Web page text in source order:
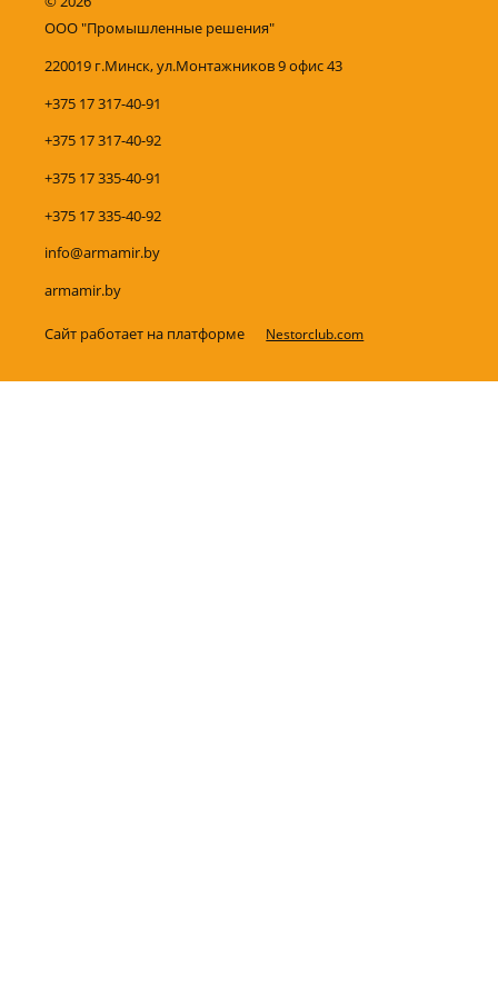
ООО "Промышленные решения"
220019 г.Минск, ул.Монтажников 9 офис 43
+375 17 317-40-91
+375 17 317-40-92
+375 17 335-40-91
+375 17 335-40-92
info@armamir.by
armamir.by
Сайт работает на платформе Nestorclub.com